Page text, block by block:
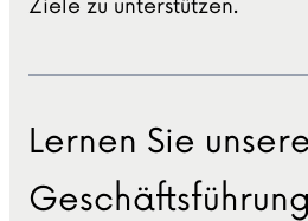
Ziele zu unterstützen.
Lernen Sie unsere